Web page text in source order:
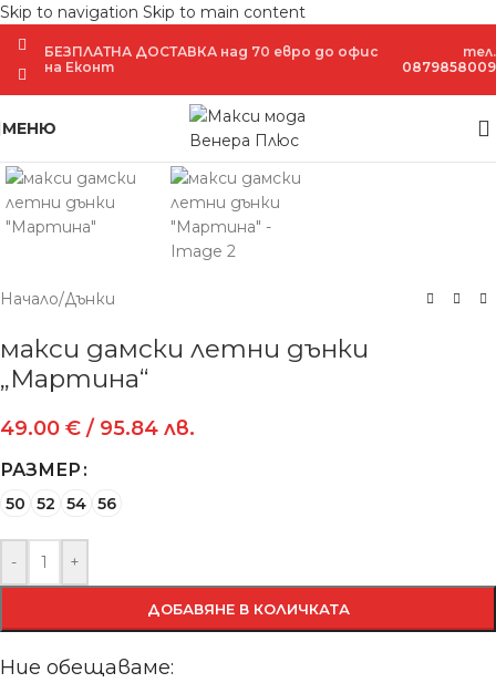
Skip to navigation Skip to main content
БЕЗПЛАТНА ДОСТАВКА над 70 евро до офис
на Еконт
тел.
0879858009
МЕНЮ
Начало/Дънки
макси дамски летни дънки
„Мартина“
49.00 € / 95.84 лв.
РАЗМЕР
50 52 54 56
- +
ДОБАВЯНЕ В КОЛИЧКАТА
Ние обещаваме: